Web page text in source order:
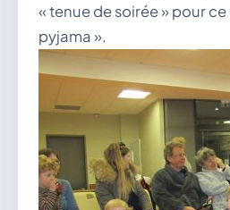
« tenue de soirée » pour
pyjama ».